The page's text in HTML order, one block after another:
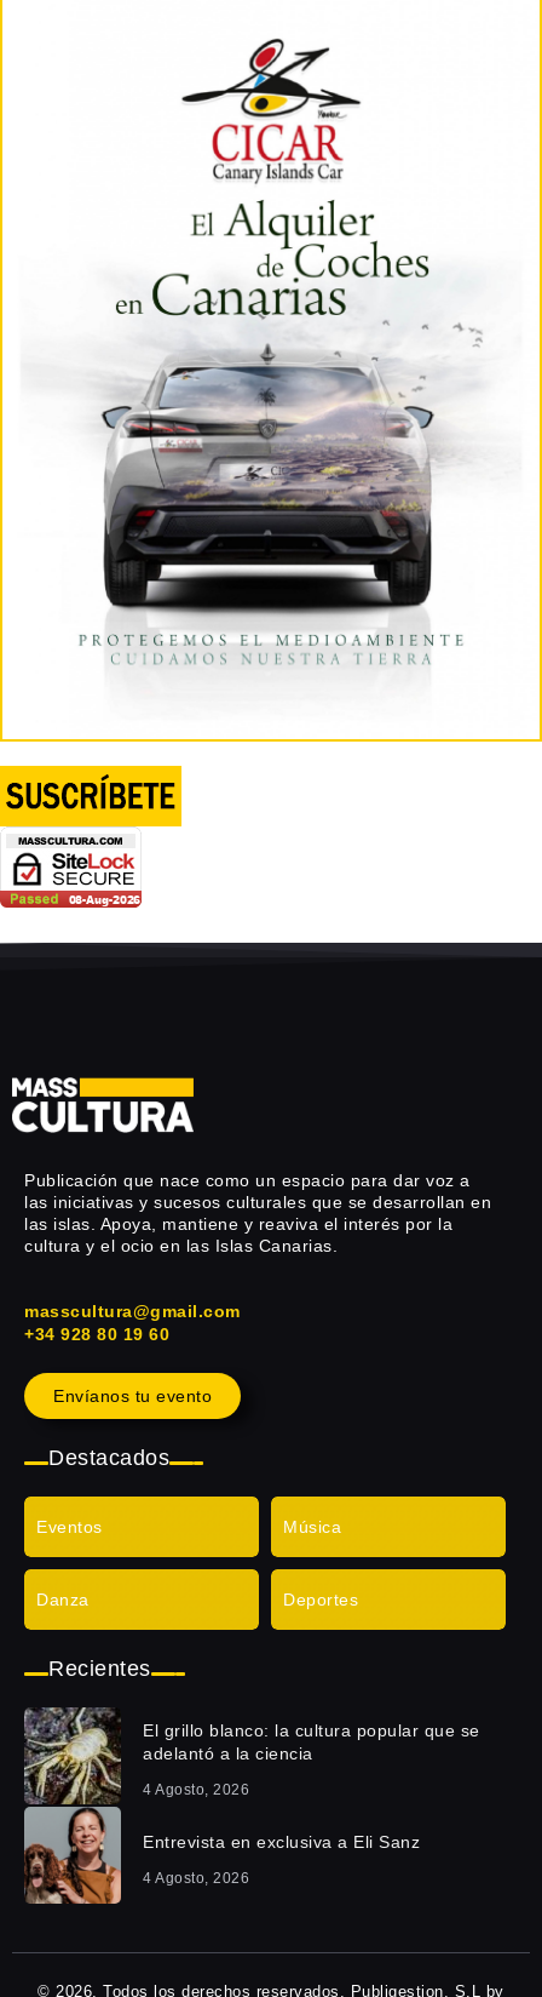
Publicación que nace como un espacio para dar voz a
las iniciativas y sucesos culturales que se desarrollan en
las islas. Apoya, mantiene y reaviva el interés por la
cultura y el ocio en las Islas Canarias.
masscultura@gmail.com
+34 928 80 19 60
Envíanos tu evento
Destacados
Eventos Música
Danza Deportes
Recientes
El grillo blanco: la cultura popular que se
adelantó a la ciencia
4 Agosto, 2026
Entrevista en exclusiva a Eli Sanz
4 Agosto, 2026
© 2026, Todos los derechos reservados. Publigestion, S.L by